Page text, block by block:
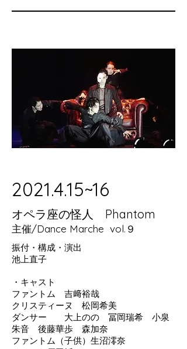
​2021.4.15~16
​オペラ座の怪人 Phantom
主催/Dance Marche vol.９
振付・構成・演出
池上直子
・キャスト
ファントム 吉﨑裕哉
クリスティーヌ 松岡希美
ダンサー 大上のの 冨岡瑞希 小泉
朱音 後藤華歩 森加奈
ファントム（子供）生沼澪奈